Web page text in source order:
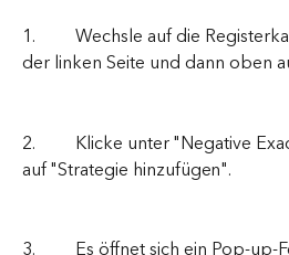
1.         Wechsle auf die
der linken Seite und dann oben
2.         Klicke unter "Negative
auf "Strategie hinzufügen".